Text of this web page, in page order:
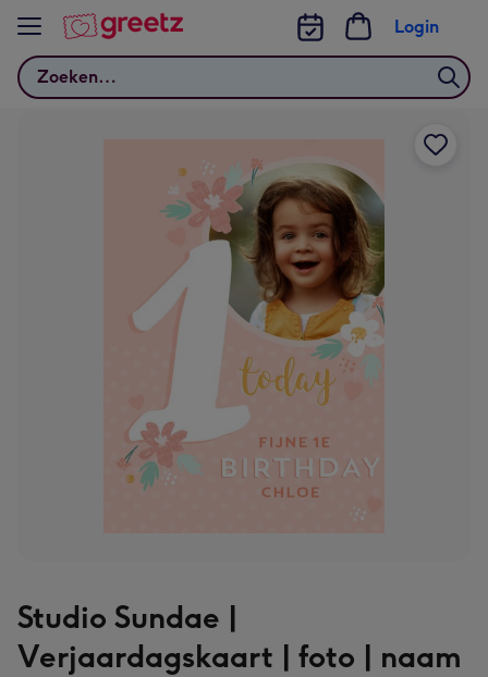
Bekijk meer
Zoeken
Login
Studio Sundae |
Verjaardagskaart | foto | naam